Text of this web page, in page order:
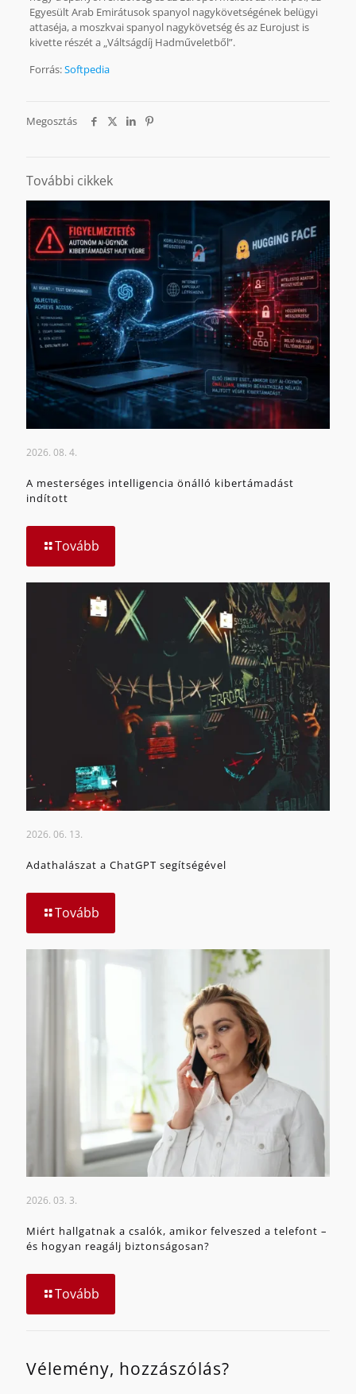
Egyesült Arab Emirátusok spanyol nagykövetségének belügyi
attaséja, a moszkvai spanyol nagykövetség és az Eurojust is
kivette részét a „Váltságdíj Hadműveletből”.
Forrás:Softpedia
Megosztás
További cikkek
2026. 08. 4.
A mesterséges intelligencia önálló kibertámadást
indított
Tovább
2026. 06. 13.
Adathalászat a ChatGPT segítségével
Tovább
2026. 03. 3.
Miért hallgatnak a csalók, amikor felveszed a telefont –
és hogyan reagálj biztonságosan?
Tovább
Vélemény, hozzászólás?